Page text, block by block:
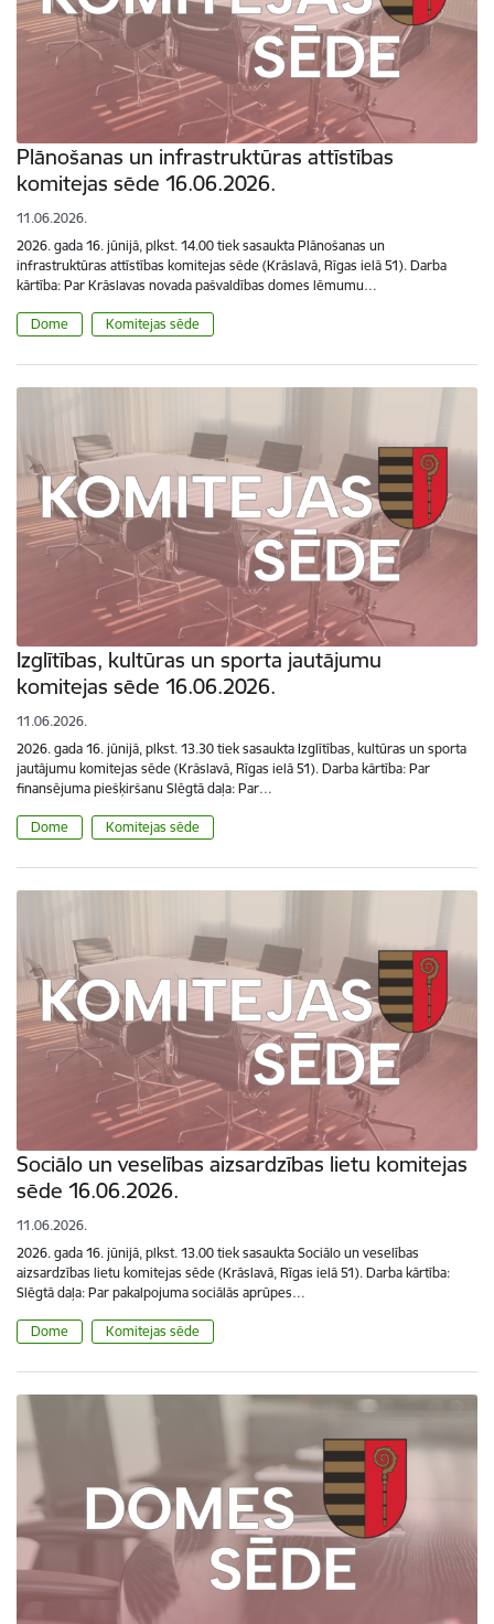
Plānošanas un infrastruktūras attīstības
komitejas sēde 16.06.2026.
11.06.2026.
2026. gada 16. jūnijā, plkst. 14.00 tiek sasaukta Plānošanas un
infrastruktūras attīstības komitejas sēde (Krāslavā, Rīgas ielā 51). Darba
kārtība: Par Krāslavas novada pašvaldības domes lēmumu…
Dome Komitejas sēde
Izglītības, kultūras un sporta jautājumu
komitejas sēde 16.06.2026.
11.06.2026.
2026. gada 16. jūnijā, plkst. 13.30 tiek sasaukta Izglītības, kultūras un sporta
jautājumu komitejas sēde (Krāslavā, Rīgas ielā 51). Darba kārtība: Par
finansējuma piešķiršanu Slēgtā daļa: Par…
Dome Komitejas sēde
Sociālo un veselības aizsardzības lietu komitejas
sēde 16.06.2026.
11.06.2026.
2026. gada 16. jūnijā, plkst. 13.00 tiek sasaukta Sociālo un veselības
aizsardzības lietu komitejas sēde (Krāslavā, Rīgas ielā 51). Darba kārtība:
Slēgtā daļa: Par pakalpojuma sociālās aprūpes…
Dome Komitejas sēde